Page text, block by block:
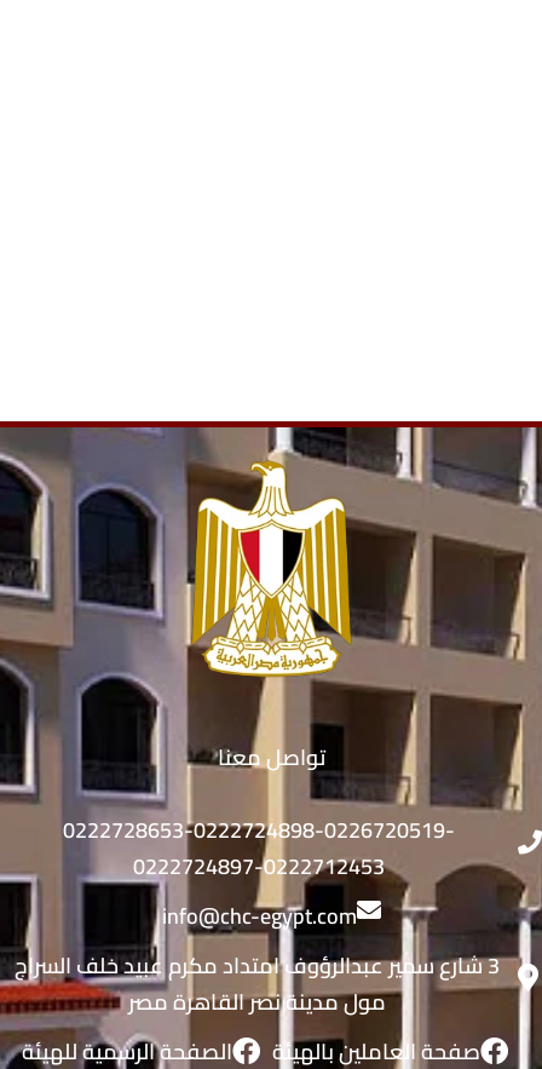
تواصل معنا
0222728653-0222724898-0226720519-
0222724897-0222712453
info@chc-egypt.com
3 شارع سمير عبدالرؤوف امتداد مكرم عبيد خلف السراج
مول مدينة نصر القاهرة مصر
صفحة العاملين بالهيئة
الصفحة الرسمية للهيئة